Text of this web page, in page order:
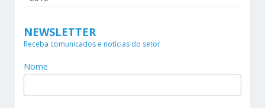
NEWSLETTER
Receba comunicados e notícias do setor
Nome